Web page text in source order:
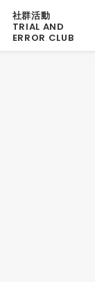
社群活動
TRIAL AND
ERROR CLUB